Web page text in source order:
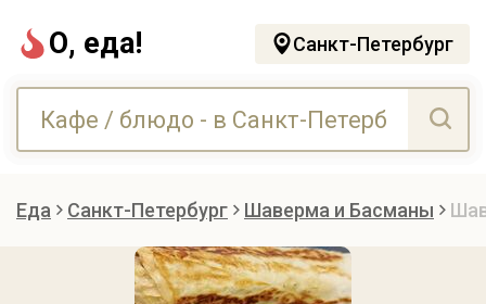
О, еда! Санкт-Петербург
Еда Санкт-Петербург Шаверма и Басманы